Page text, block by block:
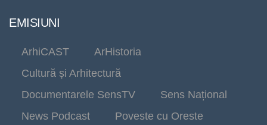
EMISIUNI
ArhiCAST
ArHistoria
Cultură și Arhitectură
Documentarele SensTV
Sens Național
News Podcast
Poveste cu Oreste